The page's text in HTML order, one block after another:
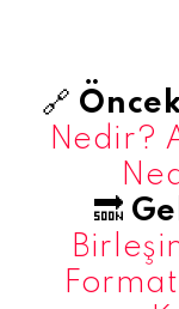
🔗
Nedir?
🔜